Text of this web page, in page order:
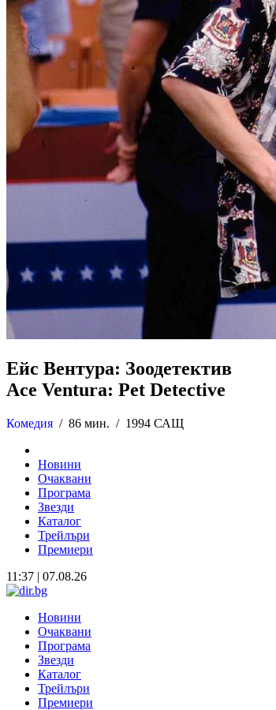
Ейс Вентура: Зоодетектив
Ace Ventura: Pet Detective
Комедия / 86 мин. / 1994 САЩ
Новини
Очаквани
Програма
Звезди
Каталог
Трейлъри
Премиери
11:37 | 07.08.26
Новини
Очаквани
Програма
Звезди
Каталог
Трейлъри
Премиери